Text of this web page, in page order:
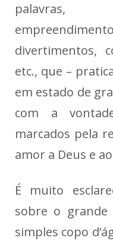
palavras,
divertimentos,
etc., que –
em estado de
com a
marcados pela
amor a Deus e
É muito
sobre o
simples copo